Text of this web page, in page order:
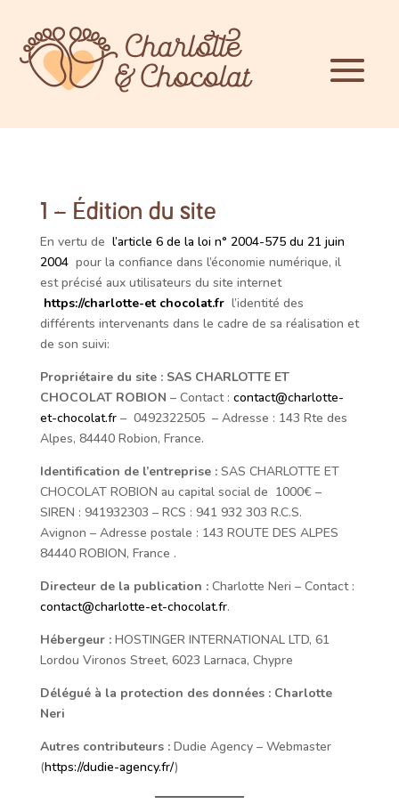
1 – Édition du site
En vertu de l’article 6 de la loi n° 2004-575 du 21 juin
2004 pour la confiance dans l’économie numérique, il
est précisé aux utilisateurs du site internet
https://charlotte-et chocolat.fr l’identité des
différents intervenants dans le cadre de sa réalisation et
de son suivi:
Propriétaire du site :SAS CHARLOTTE ET
CHOCOLAT ROBION – Contact : contact@charlotte-
et-chocolat.fr – 0492322505 – Adresse : 143 Rte des
Alpes, 84440 Robion, France.
Identification de l’entreprise : SAS CHARLOTTE ET
CHOCOLAT ROBION au capital social de 1000€ –
SIREN : 941932303 – RCS : 941 932 303 R.C.S.
Avignon – Adresse postale : 143 ROUTE DES ALPES
84440 ROBION, France .
Directeur de la publication : Charlotte Neri – Contact :
contact@charlotte-et-chocolat.fr.
Hébergeur : HOSTINGER INTERNATIONAL LTD, 61
Lordou Vironos Street, 6023 Larnaca, Chypre
Délégué à la protection des données :Charlotte
Neri
Autres contributeurs : Dudie Agency – Webmaster
(https://dudie-agency.fr/)